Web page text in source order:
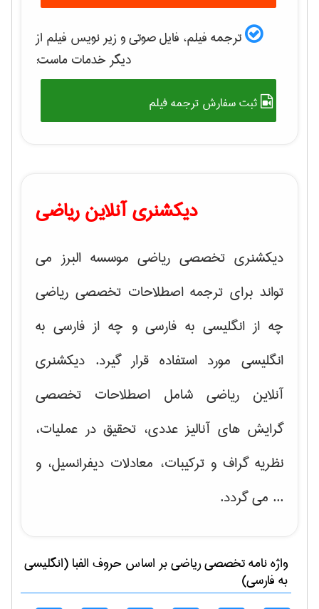
ترجمه فیلم، فایل صوتی و زیر نویس فیلم از
دیگر خدمات ماست:
ثبت سفارش ترجمه فیلم
دیکشنری آنلاین ریاضی
دیکشنری تخصصی ریاضی موسسه البرز می
تواند برای ترجمه اصطلاحات تخصصی ریاضی
چه از انگلیسی به فارسی و چه از فارسی به
انگلیسی مورد استفاده قرار گیرد. دیکشنری
آنلاین ریاضی شامل اصطلاحات تخصصی
گرایش های آنالیز عددی، تحقیق در عملیات،
نظریه گراف و تركیبات، معادلات دیفرانسیل، و
... می گردد.
واژه نامه تخصصیرياضیبر اساس حروف الفبا (انگلیسی
به فارسی)